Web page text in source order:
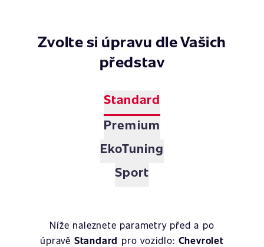
Zvolte si úpravu dle Vašich
představ
Standard
Premium
EkoTuning
Sport
Níže naleznete parametry před a po
úpravě Standard pro vozidlo: Chevrolet